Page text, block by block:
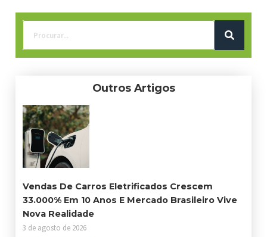
Outros Artigos
Vendas De Carros Eletrificados Crescem
33.000% Em 10 Anos E Mercado Brasileiro Vive
Nova Realidade
3 de agosto de 2026